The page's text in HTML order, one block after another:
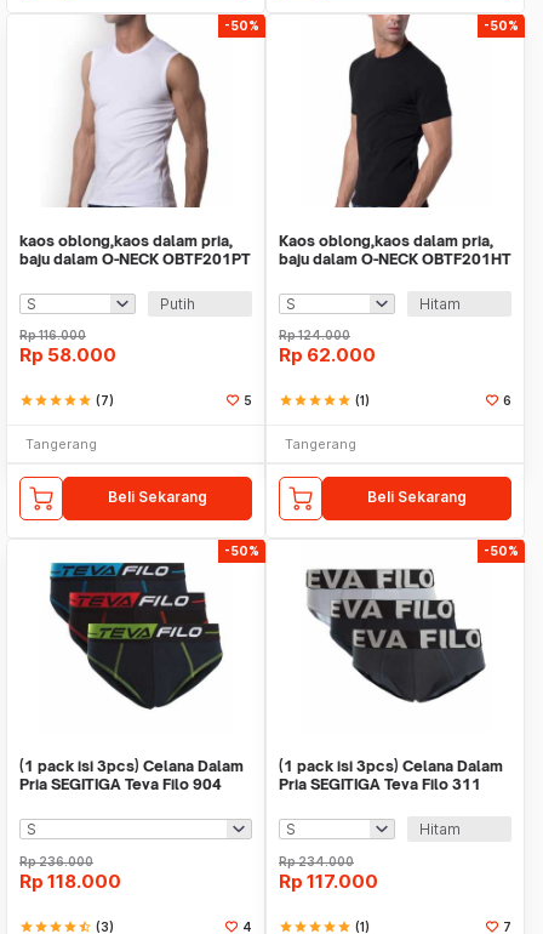
-50%
kaos oblong,kaos dalam pria,
baju dalam O-NECK OBTF201PT
Putih
Rp116.000
Rp 58.000
starstarstarstarstar (7) 5
Tangerang
Beli Sekarang
-50%
Kaos oblong,kaos dalam pria,
baju dalam O-NECK OBTF201HT
Hitam
Rp124.000
Rp 62.000
starstarstarstarstar (1) 6
Tangerang
Beli Sekarang
-50%
(1 pack isi 3pcs) Celana Dalam
Pria SEGITIGA Teva Filo 904
Rp236.000
Rp 118.000
starstarstarstarstar_half (3) 4
-50%
(1 pack isi 3pcs) Celana Dalam
Pria SEGITIGA Teva Filo 311
Hitam
Rp234.000
Rp 117.000
starstarstarstarstar (1) 7